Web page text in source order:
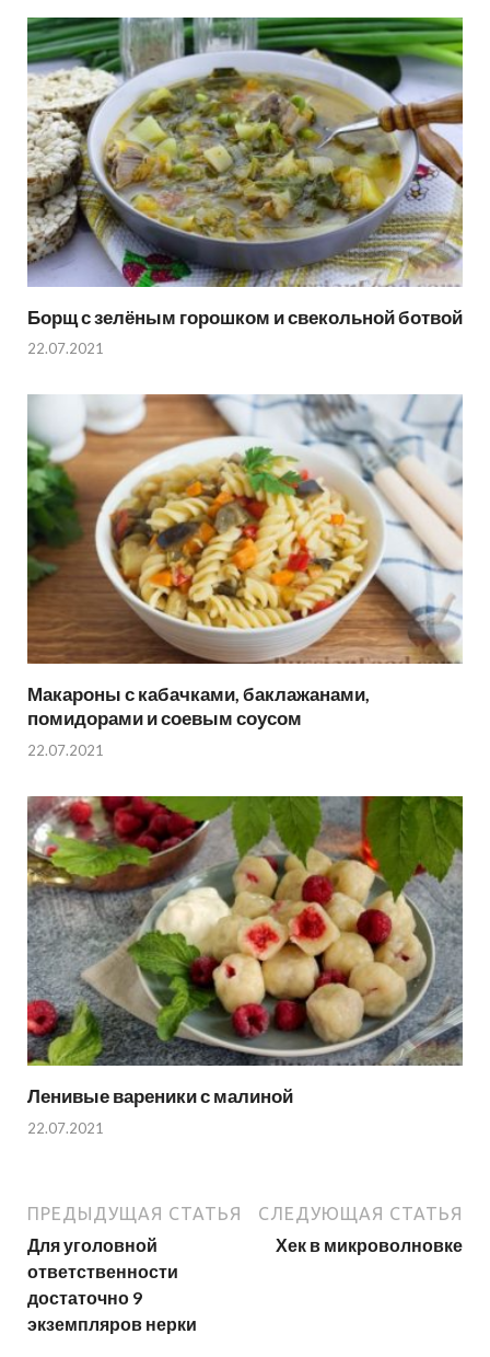
Борщ с зелёным горошком и свекольной ботвой
22.07.2021
Макароны с кабачками, баклажанами,
помидорами и соевым соусом
22.07.2021
Ленивые вареники с малиной
22.07.2021
ПРЕДЫДУЩАЯ СТАТЬЯ
Для уголовной
ответственности
достаточно 9
экземпляров нерки
СЛЕДУЮЩАЯ СТАТЬЯ
Хек в микроволновке